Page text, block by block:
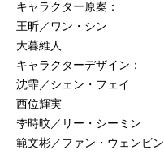
キャラクター原案：
王昕／ワン・シン
大暮維人
キャラクターデザイン：
沈霏／シェン・フェイ
西位輝実
李時旼／リー・シーミン
範文彬／ファン・ウェンビン